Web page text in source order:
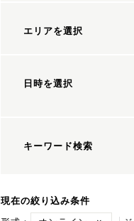
エリアを選択
日時を選択
キーワード検索
現在の絞り込み条件